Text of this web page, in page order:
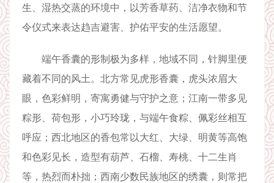
生、湿热交蒸的环境中，以芳香草药、洁净衣物和节
令仪式来表达趋吉避害、护佑平安的生活愿望。
端午香囊的形制极为多样，地域不同，针脚里便
藏着不同的风土。北方常见虎形香囊，虎头浓眉大
眼，色彩鲜明，寄寓勇健与守护之意；江南一带多见
粽形、荷包形，小巧玲珑，与端午食粽、佩彩丝相互
呼应；西北地区的香包常以大红、大绿、明黄等高饱
和色彩见长，造型有葫芦、石榴、寿桃、十二生肖
等，热烈而朴拙；西南少数民族地区的绣囊，则常把